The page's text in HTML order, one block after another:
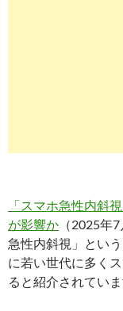
「スマホ急性内斜
が影響か （2025年
急性内斜視」とい
に若い世代に多く
ると紹介されていま